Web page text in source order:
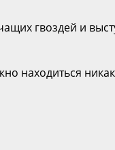
гвоздей и
находиться